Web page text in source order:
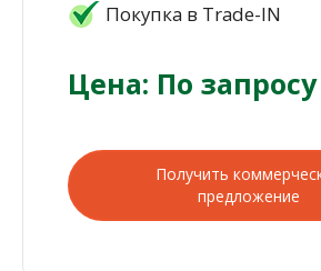
Покупка в Trade-IN
Цена: По запросу
Получить
предложение